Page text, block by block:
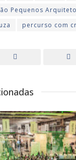
Pequenos
percurso com